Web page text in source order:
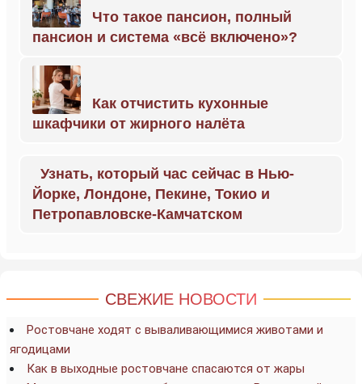
Что такое пансион, полный
пансион и система «всё включено»?
Как отчистить кухонные
шкафчики от жирного налёта
Узнать, который час сейчас в Нью-
Йорке, Лондоне, Пекине, Токио и
Петропавловске-Камчатском
СВЕЖИЕ НОВОСТИ
Ростовчане ходят с вываливающимися животами и
ягодицами
Как в выходные ростовчане спасаются от жары